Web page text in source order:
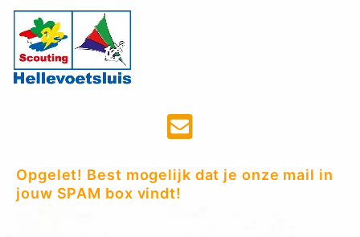
Opgelet! Best mogelijk dat je onze mail in
jouw SPAM box vindt!